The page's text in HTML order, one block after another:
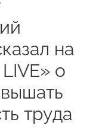
на
о
труда